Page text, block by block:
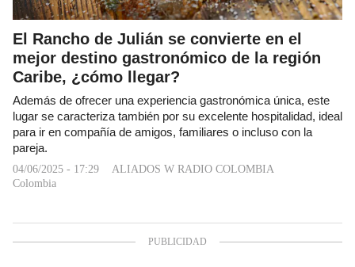
El Rancho de Julián se convierte en el
mejor destino gastronómico de la región
Caribe, ¿cómo llegar?
Además de ofrecer una experiencia gastronómica única, este
lugar se caracteriza también por su excelente hospitalidad, ideal
para ir en compañía de amigos, familiares o incluso con la
pareja.
04/06/2025 - 17:29
ALIADOS W RADIO COLOMBIA
Colombia